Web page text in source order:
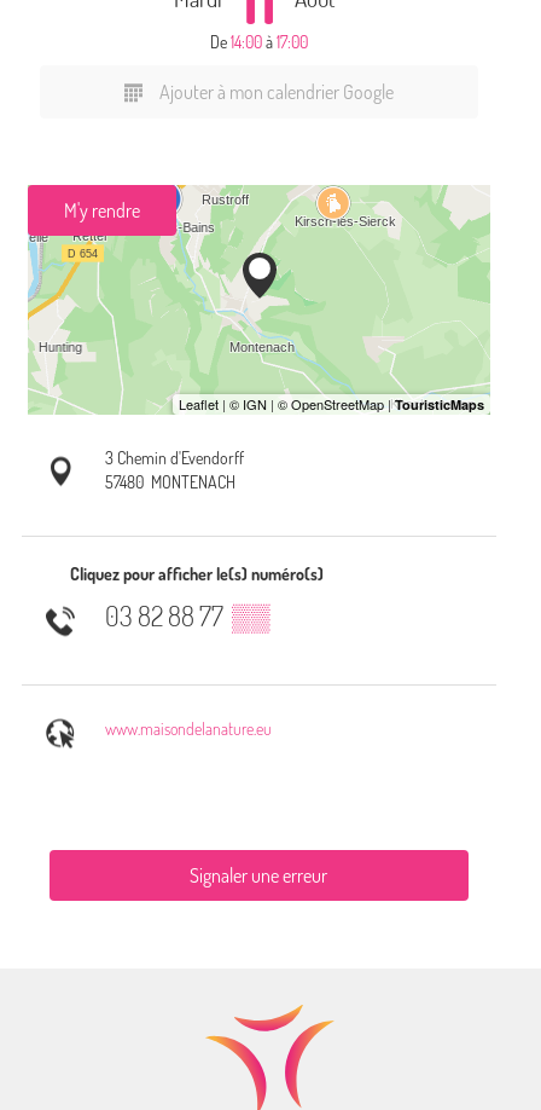
De14:00à17:00
Ajouter à mon calendrier Google
M'y rendre
3 Chemin d'Evendorff
57480 MONTENACH
Cliquez pour afficher le(s) numéro(s)
03 82 88 77 ▒▒
www.maisondelanature.eu
Signaler une erreur